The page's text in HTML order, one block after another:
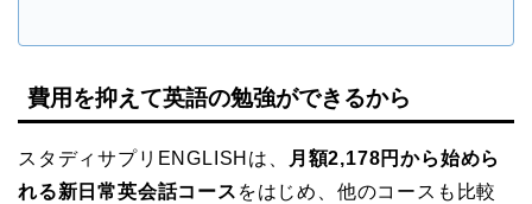
費用を抑えて英語の勉強ができるから
スタディサプリENGLISHは、
月額2,178円から始めら
れる新日常英会話コース をはじめ、他のコースも比較